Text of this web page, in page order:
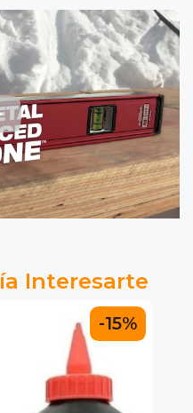
Interesarte
-15%